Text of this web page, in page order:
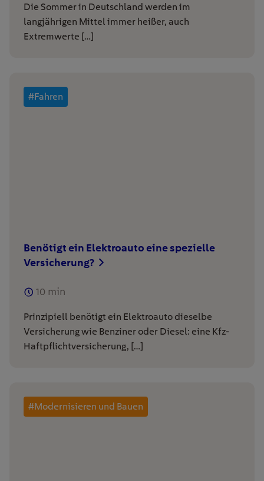
Die Sommer in Deutschland werden im
langjährigen Mittel immer heißer, auch
Extremwerte […]
#Fahren
Benötigt ein Elektroauto eine spezielle
Versicherung?
10 min
Prinzipiell benötigt ein Elektroauto dieselbe
Versicherung wie Benziner oder Diesel: eine Kfz-
Haftpflichtversicherung, […]
#Modernisieren und Bauen